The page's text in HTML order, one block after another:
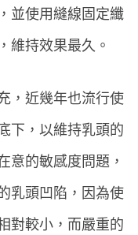
並使用縫線固定纖
維持效果最久。
，近幾年也流行使
下，以維持乳頭的
意的敏感度問題，
乳頭凹陷，因為使
對較小，而嚴重的